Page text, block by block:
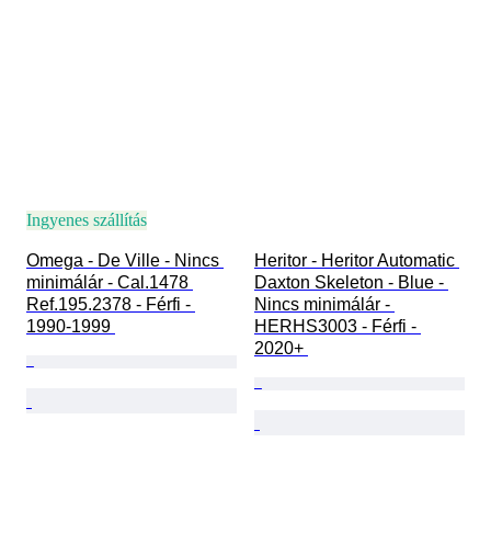
Ingyenes szállítás
Omega - De Ville - Nincs
minimálár - Cal.1478
Ref.195.2378 - Férfi -
1990-1999
Heritor - Heritor Automatic
Daxton Skeleton - Blue -
Nincs minimálár -
HERHS3003 - Férfi -
2020+